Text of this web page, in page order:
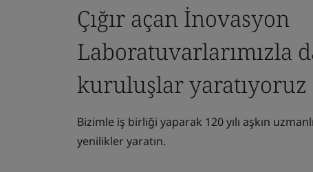
Çığır açan İnovasyon
Laboratuvarlarımızla
kuruluşlar yaratıyoruz
Bizimle iş birliği yaparak 120 yılı aşkın
yenilikler yaratın.